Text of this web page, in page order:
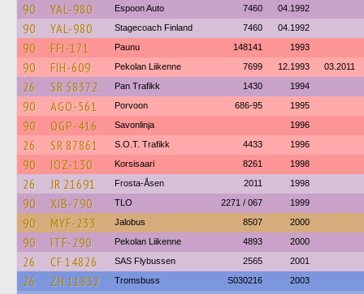
90 YAL-980 Espoon Auto 7460 04.1992
90 YAL-980 Stagecoach Finland 7460 04.1992
90 FFI-171 Paunu 148141 1993
90 FIH-609 Pekolan Liikenne 7699 12.1993 03.2011
26 SR 58372 Pan Trafikk 1430 1994
90 AGO-561 Porvoon 686-95 1995
90 OGP-416 Savonlinja 1996
26 SR 87861 S.O.T. Trafikk 4433 1996
90 IOZ-130 Korsisaari 8261 1998
26 JR 21691 Frosta-Åsen 2011 1998
90 XIB-790 TLO 2271 / 067 1999
90 MYF-233 Jalobus 8507 2000
90 ITF-290 Pekolan Liikenne 4893 2000
26 CF 14826 SAS Flybussen 2565 2001
26 ZH 11832 Tromsbuss S030216 2003